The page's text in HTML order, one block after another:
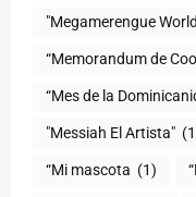
"Megamerengue
“Memorandum de
“Mes de la
"Messiah El Artista"
“Mi mascota (1)